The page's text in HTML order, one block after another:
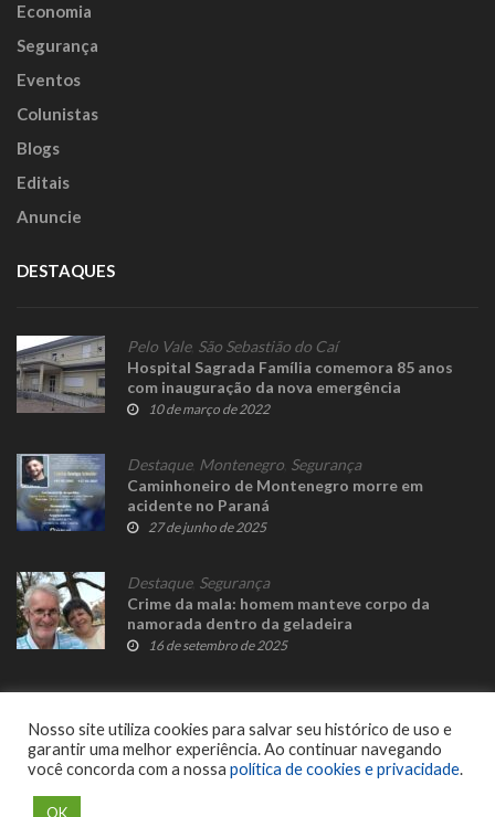
Economia
Segurança
Eventos
Colunistas
Blogs
Editais
Anuncie
DESTAQUES
Pelo Vale, São Sebastião do Caí
Hospital Sagrada Família comemora 85 anos
com inauguração da nova emergência
10 de março de 2022
Destaque, Montenegro Segurança
Caminhoneiro de Montenegro morre em
acidente no Paraná
27 de junho de 2025
Destaque, Segurança
Crime da mala: homem manteve corpo da
namorada dentro da geladeira
16 de setembro de 2025
Nosso site utiliza cookies para salvar seu histórico de uso e
garantir uma melhor experiência. Ao continuar navegando
você concorda com a nossa política de cookies e privacidade.
OK